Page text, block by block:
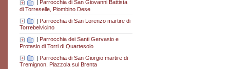
Parrocchia di San Giovanni Battista
di Torreselle, Piombino Dese
| Parrocchia di San Lorenzo martire di
Torrebelvicino
Parrocchia dei Santi Gervasio e
Protasio di Torri di Quartesolo
| Parrocchia di San Giorgio martire di
Tremignon, Piazzola sul Brenta